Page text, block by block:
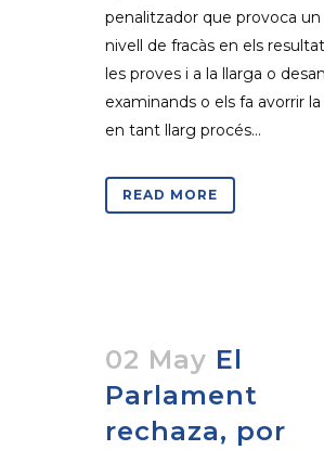
penalitzador que provoca
nivell de fracàs en els
les proves i a la llarga o
examinands o els fa avorrir
en tant llarg procés...
READ MORE
02 May El
Parlament
rechaza, por